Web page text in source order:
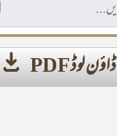
ڈاؤن لوڈ PDF